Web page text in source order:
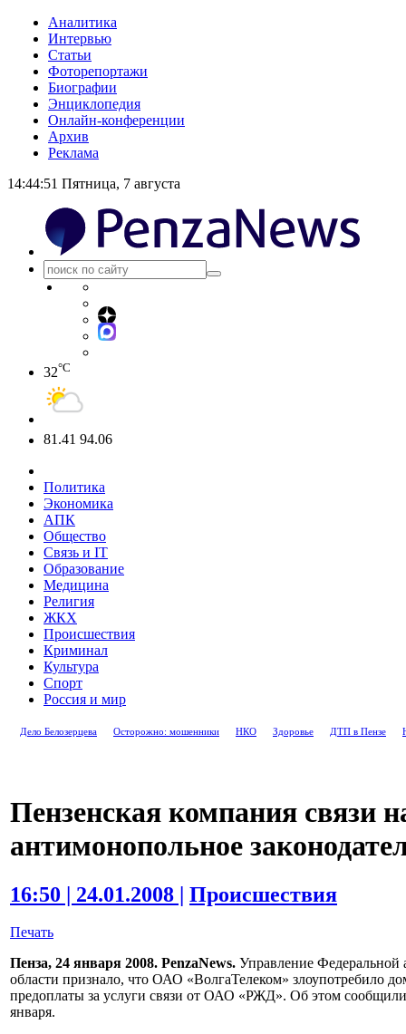
Аналитика
Интервью
Статьи
Фоторепортажи
Биографии
Энциклопедия
Онлайн-конференции
Архив
Реклама
14:44:52 Пятница, 7 августа
32°C
81.41 94.06
Политика
Экономика
АПК
Общество
Связь и IT
Образование
Медицина
Религия
ЖКХ
Происшествия
Криминал
Культура
Спорт
Россия и мир
Дело Белозерцева Осторожно: мошенники НКО Здоровье ДТП в Пензе
Пензенская компания связи
антимонопольное
16:50 | 24.01.2008 | Происшествия
Печать
Пенза, 24 января 2008. PenzaNews. Управление
области признало, что ОАО «ВолгаТелеком» злоупотребило
предоплаты за услуги связи от ОАО «РЖД». Об этом
января.